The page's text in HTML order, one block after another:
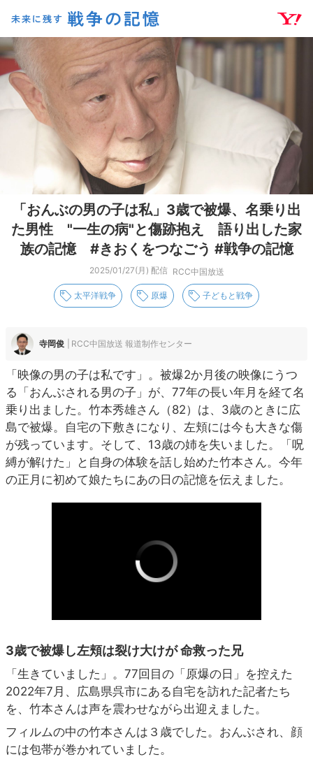
「おんぶの男の子は私」3歳で被爆、名乗り出
た男性 "一生の病"と傷跡抱え 語り出した家
族の記憶 #きおくをつなごう #戦争の記憶
2025/01/27(月) 配信 RCC中国放送
太平洋戦争 原爆 子どもと戦争
寺岡俊 RCC中国放送 報道制作センター
「映像の男の子は私です」。被爆2か月後の映像にうつ
る「おんぶされる男の子」が、77年の長い年月を経て名
乗り出ました。竹本秀雄さん（82）は、3歳のときに広
島で被爆。自宅の下敷きになり、左頬には今も大きな傷
が残っています。そして、13歳の姉を失いました。「呪
縛が解けた」と自身の体験を話し始めた竹本さん。今年
の正月に初めて娘たちにあの日の記憶を伝えました。
3歳で被爆し左頬は裂け大けが 命救った兄
「生きていました」。77回目の「原爆の日」を控えた
2022年7月、広島県呉市にある自宅を訪れた記者たち
を、竹本さんは声を震わせながら出迎えました。
フィルムの中の竹本さんは３歳でした。おんぶされ、顔
には包帯が巻かれていました。